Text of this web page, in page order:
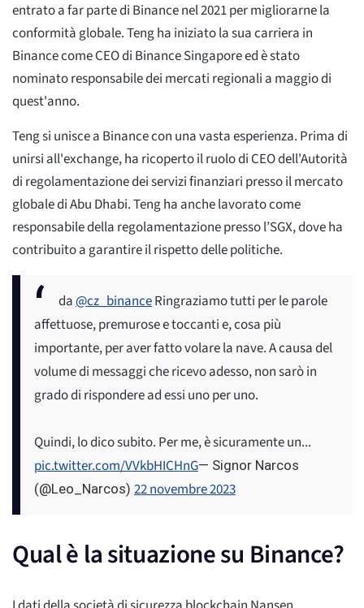
entrato a far parte di Binance nel 2021 per migliorarne la
conformità globale. Teng ha iniziato la sua carriera in
Binance come CEO di Binance Singapore ed è stato
nominato responsabile dei mercati regionali a maggio di
quest'anno.
Teng si unisce a Binance con una vasta esperienza. Prima di
unirsi all'exchange, ha ricoperto il ruolo di CEO dell'Autorità
di regolamentazione dei servizi finanziari presso il mercato
globale di Abu Dhabi. Teng ha anche lavorato come
responsabile della regolamentazione presso l’SGX, dove ha
contribuito a garantire il rispetto delle politiche.
da@cz_binanceRingraziamo tutti per le parole
affettuose, premurose e toccanti e, cosa più
importante, per aver fatto volare la nave. A causa del
volume di messaggi che ricevo adesso, non sarò in
grado di rispondere ad essi uno per uno.
Quindi, lo dico subito. Per me, è sicuramente un...
pic.twitter.com/VVkbHICHnG— Signor Narcos
(@Leo_Narcos) 22 novembre 2023
Qual è la situazione su Binance?